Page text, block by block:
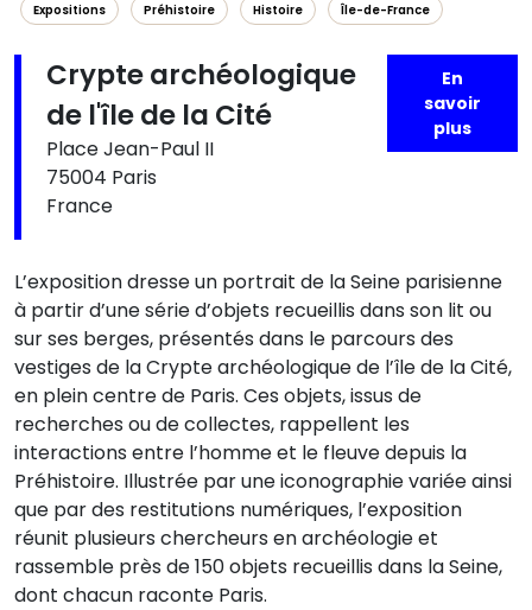
Expositions Préhistoire Histoire Île-de-France
Crypte archéologique
de l'île de la Cité
Place Jean-Paul II
75004 Paris
France
En
savoir
plus
L’exposition dresse un portrait de la Seine parisienne
à partir d’une série d’objets recueillis dans son lit ou
sur ses berges, présentés dans le parcours des
vestiges de la Crypte archéologique de l’île de la Cité,
en plein centre de Paris. Ces objets, issus de
recherches ou de collectes, rappellent les
interactions entre l’homme et le fleuve depuis la
Préhistoire. Illustrée par une iconographie variée ainsi
que par des restitutions numériques, l’exposition
réunit plusieurs chercheurs en archéologie et
rassemble près de 150 objets recueillis dans la Seine,
dont chacun raconte Paris.